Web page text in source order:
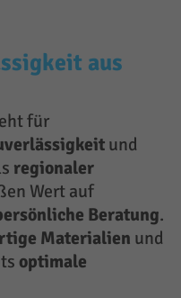
aus
für
und
regionaler
Wert auf
Beratung.
Materialien und
optimale